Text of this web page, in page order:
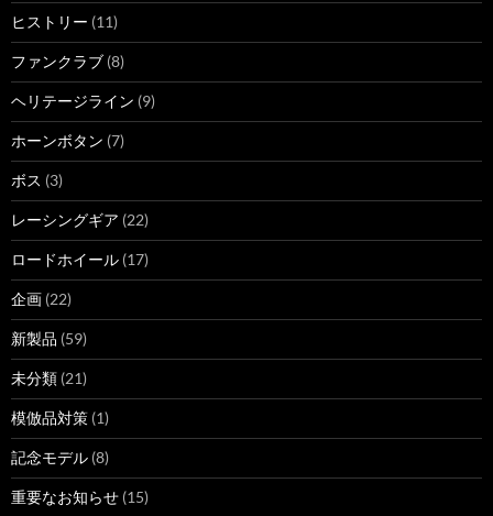
ヒストリー (11)
ファンクラブ (8)
ヘリテージライン (9)
ホーンボタン (7)
ボス (3)
レーシングギア (22)
ロードホイール (17)
企画 (22)
新製品 (59)
未分類 (21)
模倣品対策 (1)
記念モデル (8)
重要なお知らせ (15)